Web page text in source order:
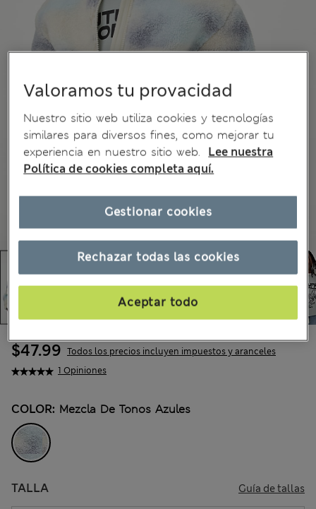
1 Opiniones
$47.99 Todos los precios incluyen impuestos y aranceles
COLOR: Mezcla De Tonos Azules
TALLA Guía de tallas
Valoramos tu provacidad
Nuestro sitio web utiliza cookies y tecnologías
similares para diversos fines, como mejorar tu
experiencia en nuestro sitio web.
Lee nuestra
Política de cookies completa aquí.
Rechazar todas las cookies
Aceptar todo
Gestionar cookies